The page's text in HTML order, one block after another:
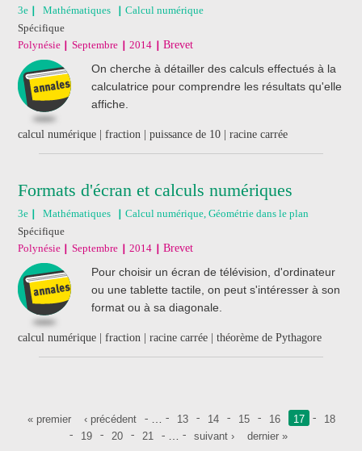
3e Mathématiques
Calcul numérique
Spécifique
Polynésie
Septembre 2014 Brevet
On cherche à détailler des calculs effectués à la
calculatrice pour comprendre les résultats qu'elle
affiche.
calcul numérique | fraction | puissance de 10 | racine carrée
Formats d'écran et calculs numériques
3e Mathématiques
Calcul numérique, Géométrie dans le plan
Spécifique
Polynésie
Septembre 2014 Brevet
Pour choisir un écran de télévision, d'ordinateur
ou une tablette tactile, on peut s'intéresser à son
format ou à sa diagonale.
calcul numérique | fraction | racine carrée | théorème de Pythagore
Pages
« premier ‹ précédent 13 14 15 16 17
18
19
20 21 suivant › dernier »